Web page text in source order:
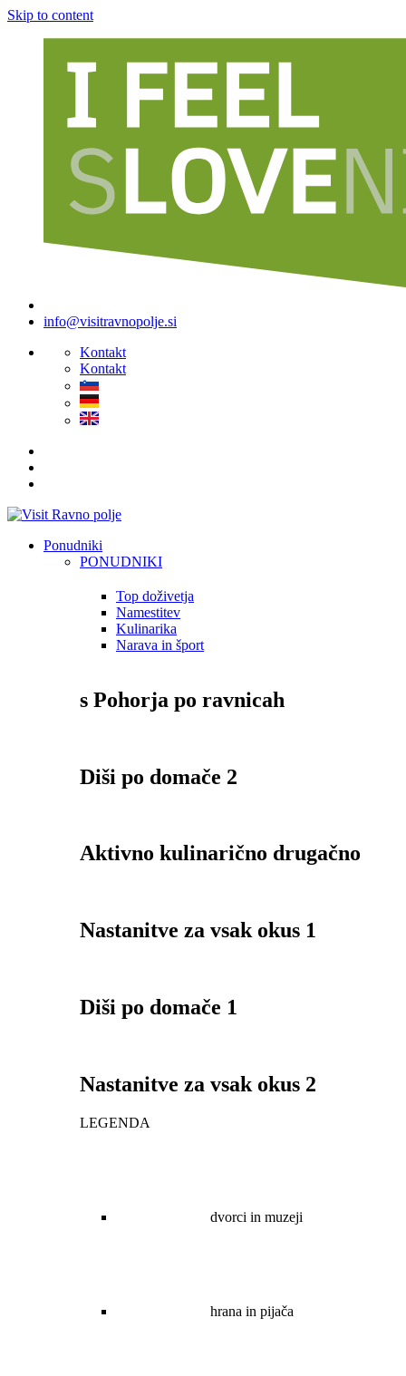
Skip to content
info@visitravnopolje.si
Kontakt
Kontakt
Ponudniki
PONUDNIKI
Top doživetja
Namestitev
Kulinarika
Narava in šport
s Pohorja po ravnicah
Diši po domače 2
Aktivno kulinarično drugačno
Nastanitve za vsak okus 1
Diši po domače 1
Nastanitve za vsak okus 2
LEGENDA
dvorci in muzeji
hrana in pijača